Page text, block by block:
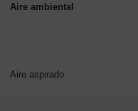
Contenido
-
Aire ambiental
Aire aspirado